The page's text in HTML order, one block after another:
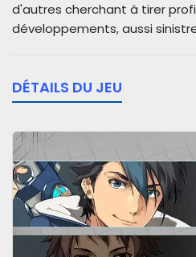
d'autres cherchant à tirer
développements, aussi
DÉTAILS DU JEU